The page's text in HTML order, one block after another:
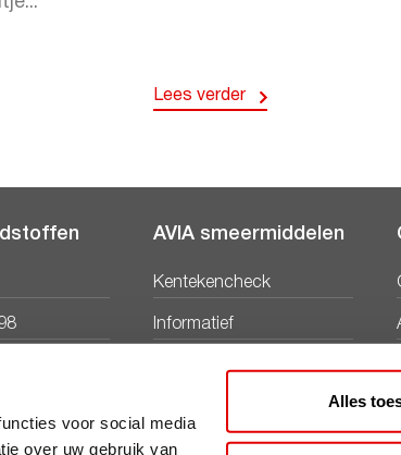
voor social media
over uw gebruik van
Alles
Lees verder
AVIA smeermiddelen
Kentekencheck
Informatief
Productbladen